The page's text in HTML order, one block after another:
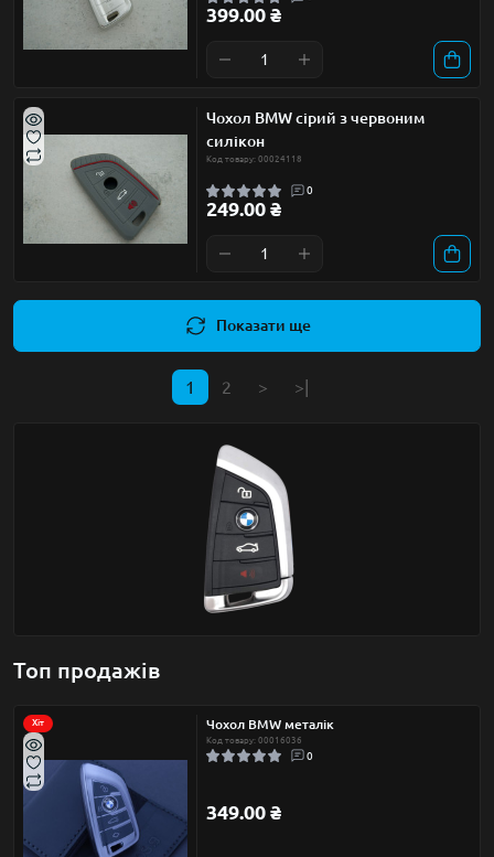
399.00 ₴
Чохол BMW сірий з червоним
силікон
Код товару: 00024118
0
249.00 ₴
Показати ще
1 2 > >|
Топ продажів
Хіт Чохол BMW металік
Код товару: 00016036
0
349.00 ₴